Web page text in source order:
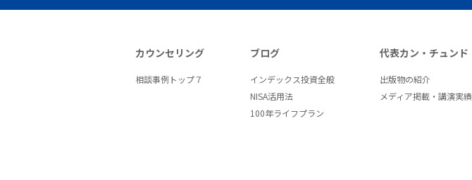
カウンセリング
相談事例トップ７
ブログ
インデックス投資全般
NISA活用法
100年ライフプラン
代表カン・チュンド
出版物の紹介
メディア掲載・講演実績